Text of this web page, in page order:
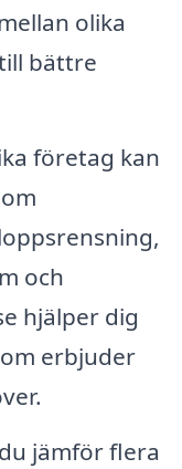
olika
bättre
företag kan
och
hjälper dig
erbjuder
jämför flera